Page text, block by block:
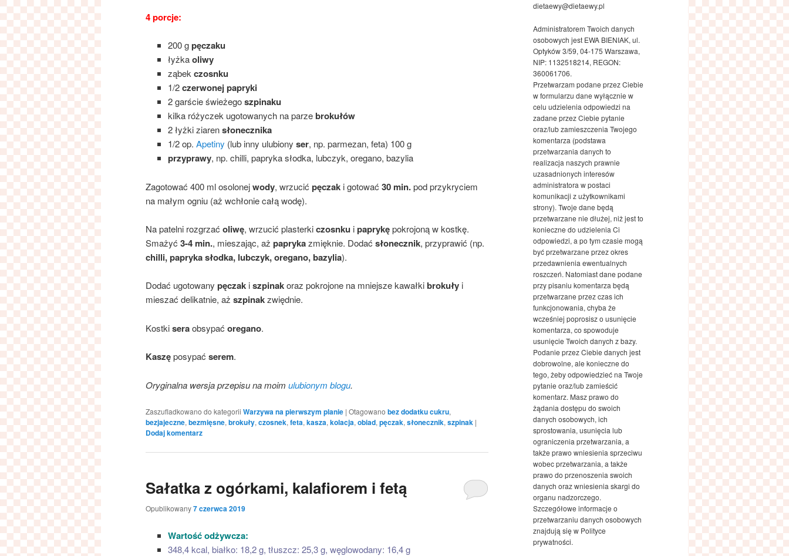
4 porcje:
200 gpęczaku
łyżkaoliwy
ząbekczosnku
1/2czerwonej papryki
2 garście świeżegoszpinaku
kilka różyczek ugotowanych na parzebrokułów
2 łyżki ziarensłonecznika
1/2 op. Apetiny (lub inny ulubiony ser, np. parmezan, feta) 100 g
przyprawy, np. chilli, papryka słodka, lubczyk, oregano, bazylia
Zagotować 400 ml osolonejwody, wrzucić pęczak i gotować 30 min.pod przykryciem
na małym ogniu (aż wchłonie całą wodę).
Na patelni rozgrzać oliwę, wrzucić plasterkiczosnku ipaprykępokrojoną w kostkę.
Smażyć 3-4 min., mieszając, aż paprykazmięknie. Dodać słonecznik, przyprawić (np.
chilli, papryka słodka, lubczyk, oregano, bazylia).
Dodać ugotowany pęczak iszpinakoraz pokrojone na mniejsze kawałkibrokuły i
mieszać delikatnie, aż szpinakzwiędnie.
Kostkiseraobsypać oregano.
Kaszęposypać serem.
Oryginalna wersja przepisu na moim ulubionym blogu.
Zaszufladkowano do kategorii Warzywa na pierwszym planie | Otagowano bez dodatku cukru,
bezjajeczne, bezmięsne, brokuły, czosnek, feta, kasza, kolacja, obiad, pęczak, słonecznik, szpinak |
Dodaj komentarz
Sałatka z ogórkami, kalafiorem i fetą
Opublikowany7 czerwca 2019
Wartość odżywcza:
348,4 kcal, białko: 18,2 g, tłuszcz: 25,3 g, węglowodany: 16,4 g
dietaewy@dietaewy.pl
Administratorem Twoich danych
osobowych jest EWA BIENIAK, ul.
Optyków 3/59, 04-175 Warszawa,
NIP: 1132518214, REGON:
360061706.
Przetwarzam podane przez Ciebie
w formularzu dane wyłącznie w
celu udzielenia odpowiedzi na
zadane przez Ciebie pytanie
oraz/lub zamieszczenia Twojego
komentarza (podstawa
przetwarzania danych to
realizacja naszych prawnie
uzasadnionych interesów
administratora w postaci
komunikacji z użytkownikami
strony). Twoje dane będą
przetwarzane nie dłużej, niż jest to
konieczne do udzielenia Ci
odpowiedzi, a po tym czasie mogą
być przetwarzane przez okres
przedawnienia ewentualnych
roszczeń. Natomiast dane podane
przy pisaniu komentarza będą
przetwarzane przez czas ich
funkcjonowania, chyba że
wcześniej poprosisz o usunięcie
komentarza, co spowoduje
usunięcie Twoich danych z bazy.
Podanie przez Ciebie danych jest
dobrowolne, ale konieczne do
tego, żeby odpowiedzieć na Twoje
pytanie oraz/lub zamieścić
komentarz. Masz prawo do
żądania dostępu do swoich
danych osobowych, ich
sprostowania, usunięcia lub
ograniczenia przetwarzania, a
także prawo wniesienia sprzeciwu
wobec przetwarzania, a także
prawo do przenoszenia swoich
danych oraz wniesienia skargi do
organu nadzorczego.
Szczegółowe informacje o
przetwarzaniu danych osobowych
znajdują się w Polityce
prywatności.